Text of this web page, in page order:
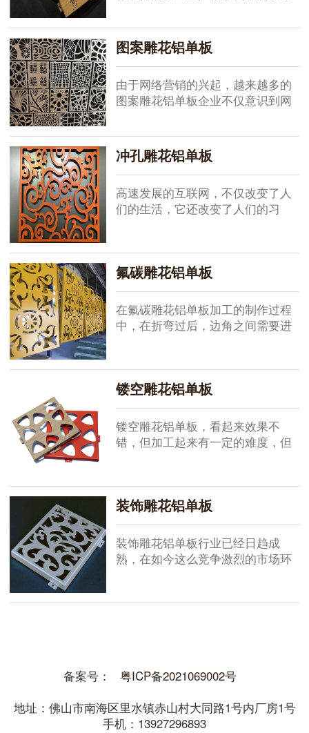
多元化，而使用雕刻雕花铝单板的
建筑幕墙结构也各不相同，所以对
雕刻雕花铝...
图案雕花铝单板
由于网络营销的兴起，越来越多的
图案雕花铝单板企业不仅意识到网
牌的重要性。软实力是图案雕花铝
单板企业品牌的重要竞争力，但并
紧紧只是文...
冲孔雕花铝单板
高速发展的互联网，不仅改变了人
们的生活，它还改变了人们的习
联网+潮奔涌而来，不少冲孔雕花铝
单板企业已...
氟碳雕花铝单板
在氟碳雕花铝单板加工的制作过程
中，在折弯过后，边角之间需要进
什么需要打磨，边角的可以更加氟
碳雕花铝...
镂空雕花铝单板
镂空雕花铝单板，看起来效果不
错，但加工起来有一定的难度，但
么，我们从镂空雕花铝单板的主要
生产工艺流程中...
装饰雕花铝单板
装饰雕花铝单板行业已经日趋成
熟，在如今这么竞争激烈的市场环
了。在互联网快速发展的如今，只
备案号：
粤ICP备2021069002号
地址：佛山市南海区里水镇赤山村大同路1号内厂房1号
手机：13927296893